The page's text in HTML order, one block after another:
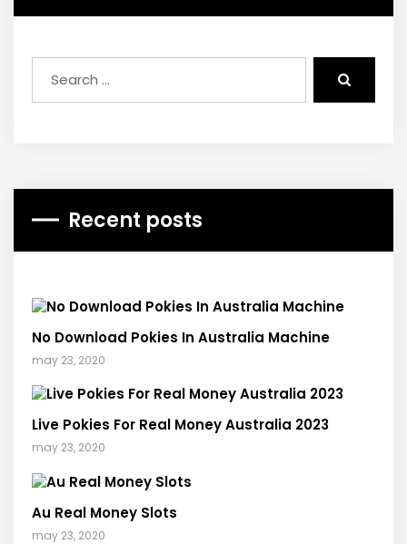
Recent posts
No Download Pokies In Australia Machine
may 23, 2020
Live Pokies For Real Money Australia 2023
may 23, 2020
Au Real Money Slots
may 23, 2020